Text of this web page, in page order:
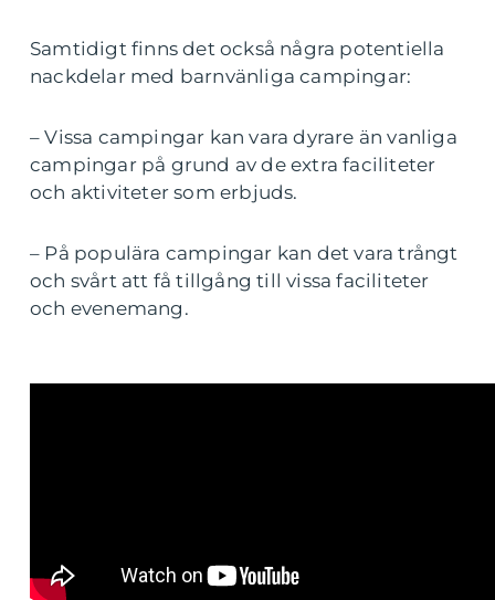
Samtidigt finns det också några potentiella
nackdelar med barnvänliga campingar:
– Vissa campingar kan vara dyrare än vanliga
campingar på grund av de extra faciliteter
och aktiviteter som erbjuds.
– På populära campingar kan det vara trångt
och svårt att få tillgång till vissa faciliteter
och evenemang.